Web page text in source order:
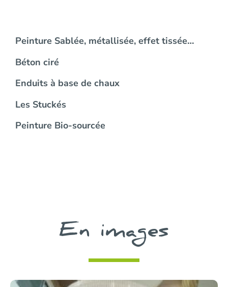
Peinture Sablée, métallisée, effet tissée…
Béton ciré
Enduits à base de chaux
Les Stuckés
Peinture Bio-sourcée
En images